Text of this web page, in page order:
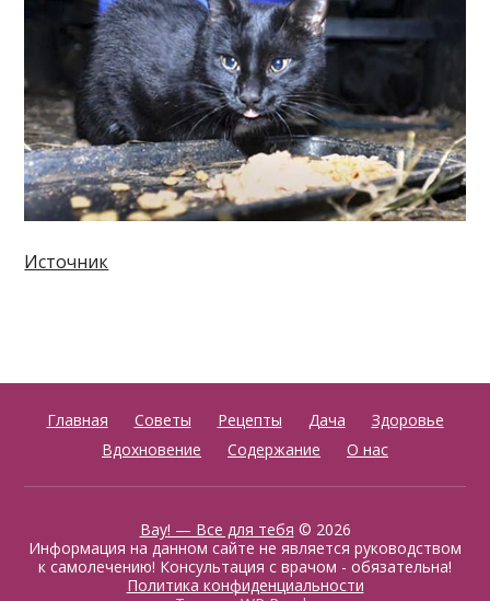
Источник
Главная Советы Рецепты Дача
Здоровье
Вдохновение
Содержание О нас
Вау! — Все для тебя © 2026
Информация на данном сайте не является руководством
к самолечению! Консультация с врачом - обязательна!
Политика конфиденциальности